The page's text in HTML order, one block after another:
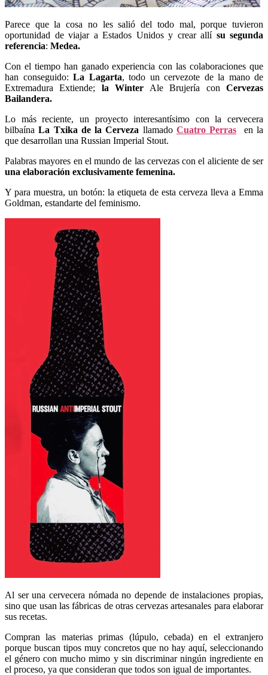
Parece que la cosa no les salió del todo mal, porque tuvieron
oportunidad de viajar a Estados Unidos y crear allí su segunda
referencia: Medea.
Con el tiempo han ganado experiencia con las colaboraciones que
han conseguido: La Lagarta, todo un cervezote de la mano de
Extremadura Extiende; la Winter Ale Brujería conCervezas
Bailandera.
Lo más reciente, un proyecto interesantísimo con la cervecera
bilbaínaLa Txika de la Cerveza llamado Cuatro Perras en la
que desarrollan una Russian Imperial Stout.
Palabras mayores en el mundo de las cervezas con el aliciente de ser
una elaboración exclusivamente femenina.
Y para muestra, un botón: la etiqueta de esta cerveza lleva a Emma
Goldman, estandarte del feminismo.
Al ser una cervecera nómada no depende de instalaciones propias,
sino que usan las fábricas de otras cervezas artesanales para elaborar
sus recetas.
Compran las materias primas (lúpulo, cebada) en el extranjero
porque buscan tipos muy concretos que no hay aquí, seleccionando
el género con mucho mimo y sin discriminar ningún ingrediente en
el proceso, ya que consideran que todos son igual de importantes.